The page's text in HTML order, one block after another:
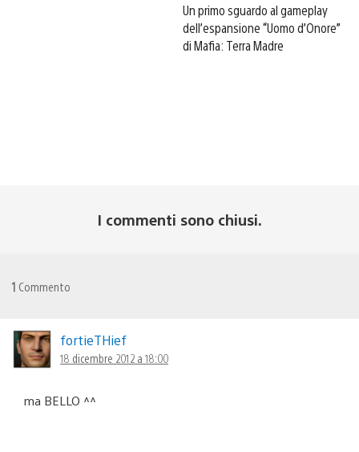
Un primo sguardo al gameplay
dell’espansione “Uomo d’Onore”
di Mafia: Terra Madre
I commenti sono chiusi.
1 Commento
fortieTHief
18 dicembre 2012 a 18:00
ma BELLO ^^